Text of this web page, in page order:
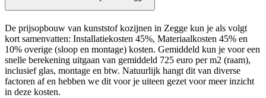
De prijsopbouw van kunststof kozijnen in Zegge kun je als volgt
kort samenvatten: Installatiekosten 45%, Materiaalkosten 45% en
10% overige (sloop en montage) kosten. Gemiddeld kun je voor een
snelle berekening uitgaan van gemiddeld 725 euro per m2 (raam),
inclusief glas, montage en btw. Natuurlijk hangt dit van diverse
factoren af en hebben we dit voor je uiteen gezet voor meer inzicht
in deze kosten.